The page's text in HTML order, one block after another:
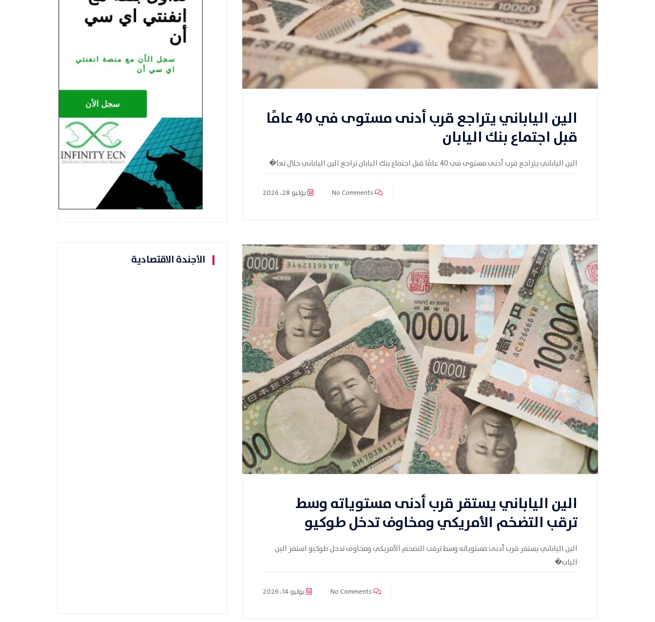
الين الياباني يتراجع قرب أدنى مستوى في 40 عامًا
قبل اجتماع بنك اليابان
الين الياباني يتراجع قرب أدنى مستوى في 40 عامًا قبل اجتماع بنك اليابان تراجع الين الياباني خلال تعا�
يوليو 28، 2026
الين الياباني يستقر قرب أدنى مستوياته وسط
ترقب التضخم الأمريكي ومخاوف تدخل طوكيو
الين الياباني يستقر قرب أدنى مستوياته وسط ترقب التضخم الأمريكي ومخاوف تدخل طوكيو استقر الين
الياب�
يوليو 14، 2026
الأجندة الاقتصادية